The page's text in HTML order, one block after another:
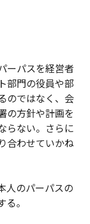
ーパスを経営者
部門の役員や部
のではなく、会
の方針や計画を
らない。さらに
合わせていかね
人のパーパスの
。